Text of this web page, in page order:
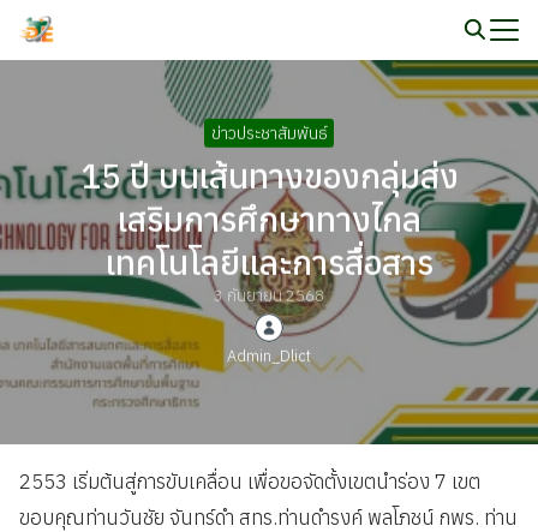
Skip
ข่าวประชาสัมพันธ์
15 ปี บนเส้นทางของกลุ่มส่ง
เสริมการศึกษาทางไกล
เทคโนโลยีและการสื่อสาร
3 กันยายน 2568
Admin_Dlict
2553 เริ่มต้นสู่การขับเคลื่อน เพื่อขอจัดตั้งเขตนำร่อง 7 เขต
ขอบคุณท่านวันชัย จันทร์ดำ สทร.ท่านดำรงค์ พลโภชน์ กพร. ท่าน